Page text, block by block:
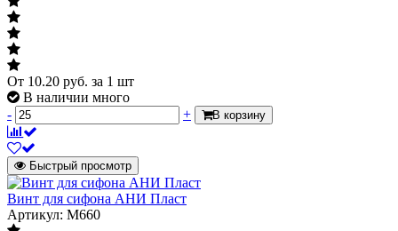
От 10.20 руб. за 1 шт
В наличии много
-
+ В корзину
Быстрый просмотр
Винт для сифона АНИ Пласт
Артикул: M660